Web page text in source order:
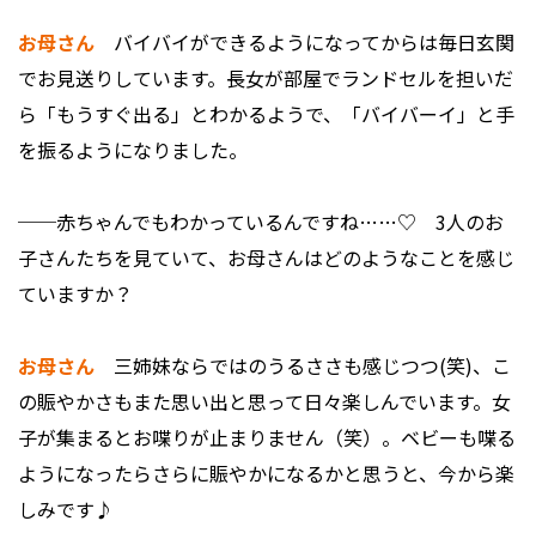
お母さん バイバイができるようになってからは毎日玄関
でお見送りしています。長女が部屋でランドセルを担いだ
ら「もうすぐ出る」とわかるようで、「バイバーイ」と手
を振るようになりました。
──赤ちゃんでもわかっているんですね……♡ 3人のお
子さんたちを見ていて、お母さんはどのようなことを感じ
ていますか？
お母さん 三姉妹ならではのうるささも感じつつ(笑)、こ
の賑やかさもまた思い出と思って日々楽しんでいます。女
子が集まるとお喋りが止まりません（笑）。ベビーも喋る
ようになったらさらに賑やかになるかと思うと、今から楽
しみです♪